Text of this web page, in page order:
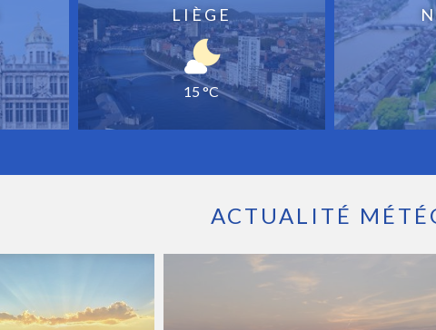
LIÈGE
15 °C
ACTUALITÉ